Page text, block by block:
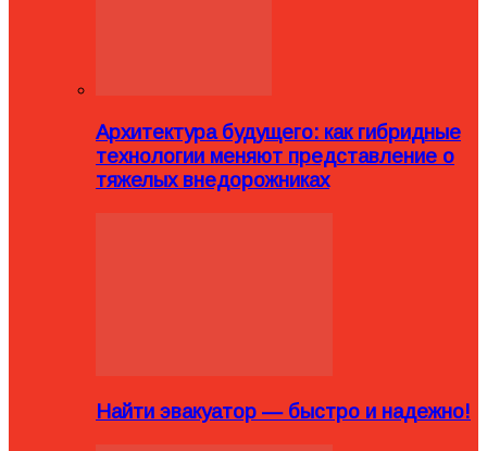
Архитектура будущего: как гибридные
технологии меняют представление о
тяжелых внедорожниках
Найти эвакуатор — быстро и надежно!